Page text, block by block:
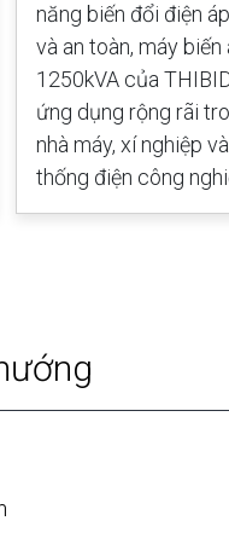
năng biến đổi điện
và an toàn, máy biến
1250kVA của
ứng dụng rộng rãi
nhà máy, xí nghiệp
thống điện công